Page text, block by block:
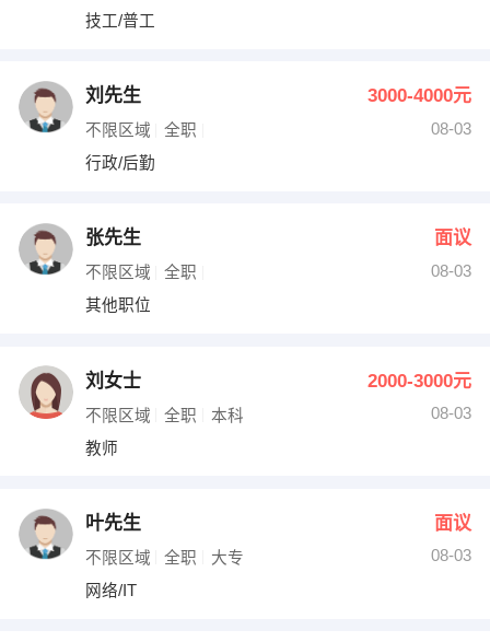
技工/普工
刘先生 3000-4000元
不限区域 全职
08-03
行政/后勤
张先生 面议
不限区域 全职
08-03
其他职位
刘女士 2000-3000元
不限区域 全职 本科
08-03
教师
叶先生 面议
不限区域 全职 大专
08-03
网络/IT